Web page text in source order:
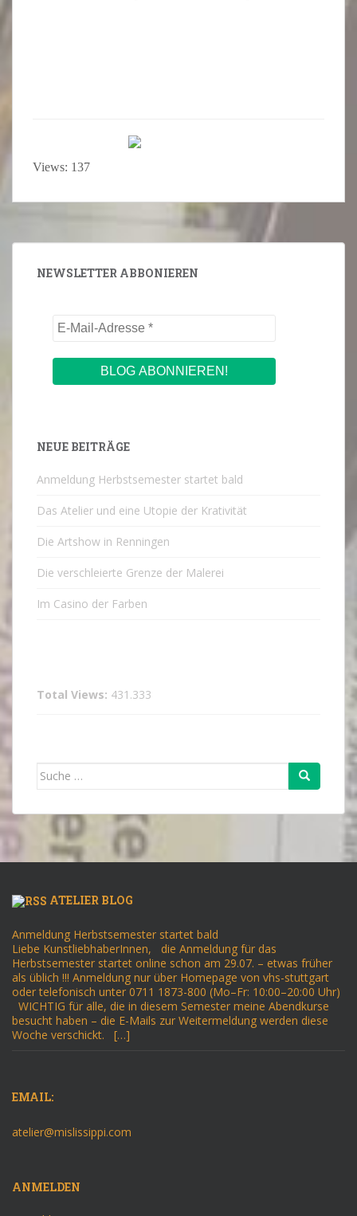
Views: 137
NEWSLETTER ABBONIEREN
NEUE BEITRÄGE
Anmeldung Herbstsemester startet bald
Das Atelier und eine Utopie der Krativität
Die Artshow in Renningen
Die verschleierte Grenze der Malerei
Im Casino der Farben
Total Views: 431.333
Suche
ATELIER BLOG
Anmeldung Herbstsemester startet bald
Liebe KunstliebhaberInnen, die Anmeldung für das
Herbstsemester startet online schon am 29.07. – etwas früher
als üblich !!! Anmeldung nur über Homepage von vhs-stuttgart
oder telefonisch unter 0711 1873-800 (Mo–Fr: 10:00–20:00 Uhr)
WICHTIG für alle, die in diesem Semester meine Abendkurse
besucht haben – die E-Mails zur Weitermeldung werden diese
Woche verschickt. […]
EMAIL:
atelier@mislissippi.com
ANMELDEN